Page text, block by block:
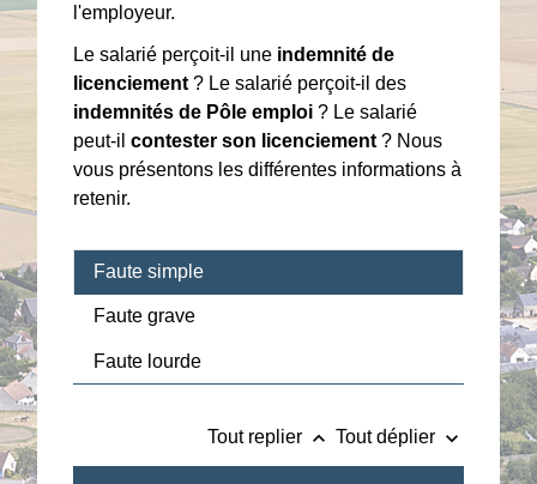
l'employeur.
Le salarié perçoit-il une indemnité de
licenciement ? Le salarié perçoit-il des
indemnités de Pôle emploi ? Le salarié
peut-ilcontester son licenciement ? Nous
vous présentons les différentes informations à
retenir.
Faute simple
Faute grave
Faute lourde
Tout replier keyboard_arrow_up Tout déplier keyboard_arrow_down